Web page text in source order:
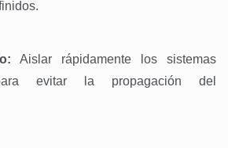
Aislar rápidamente los sistemas
evitar la propagación del